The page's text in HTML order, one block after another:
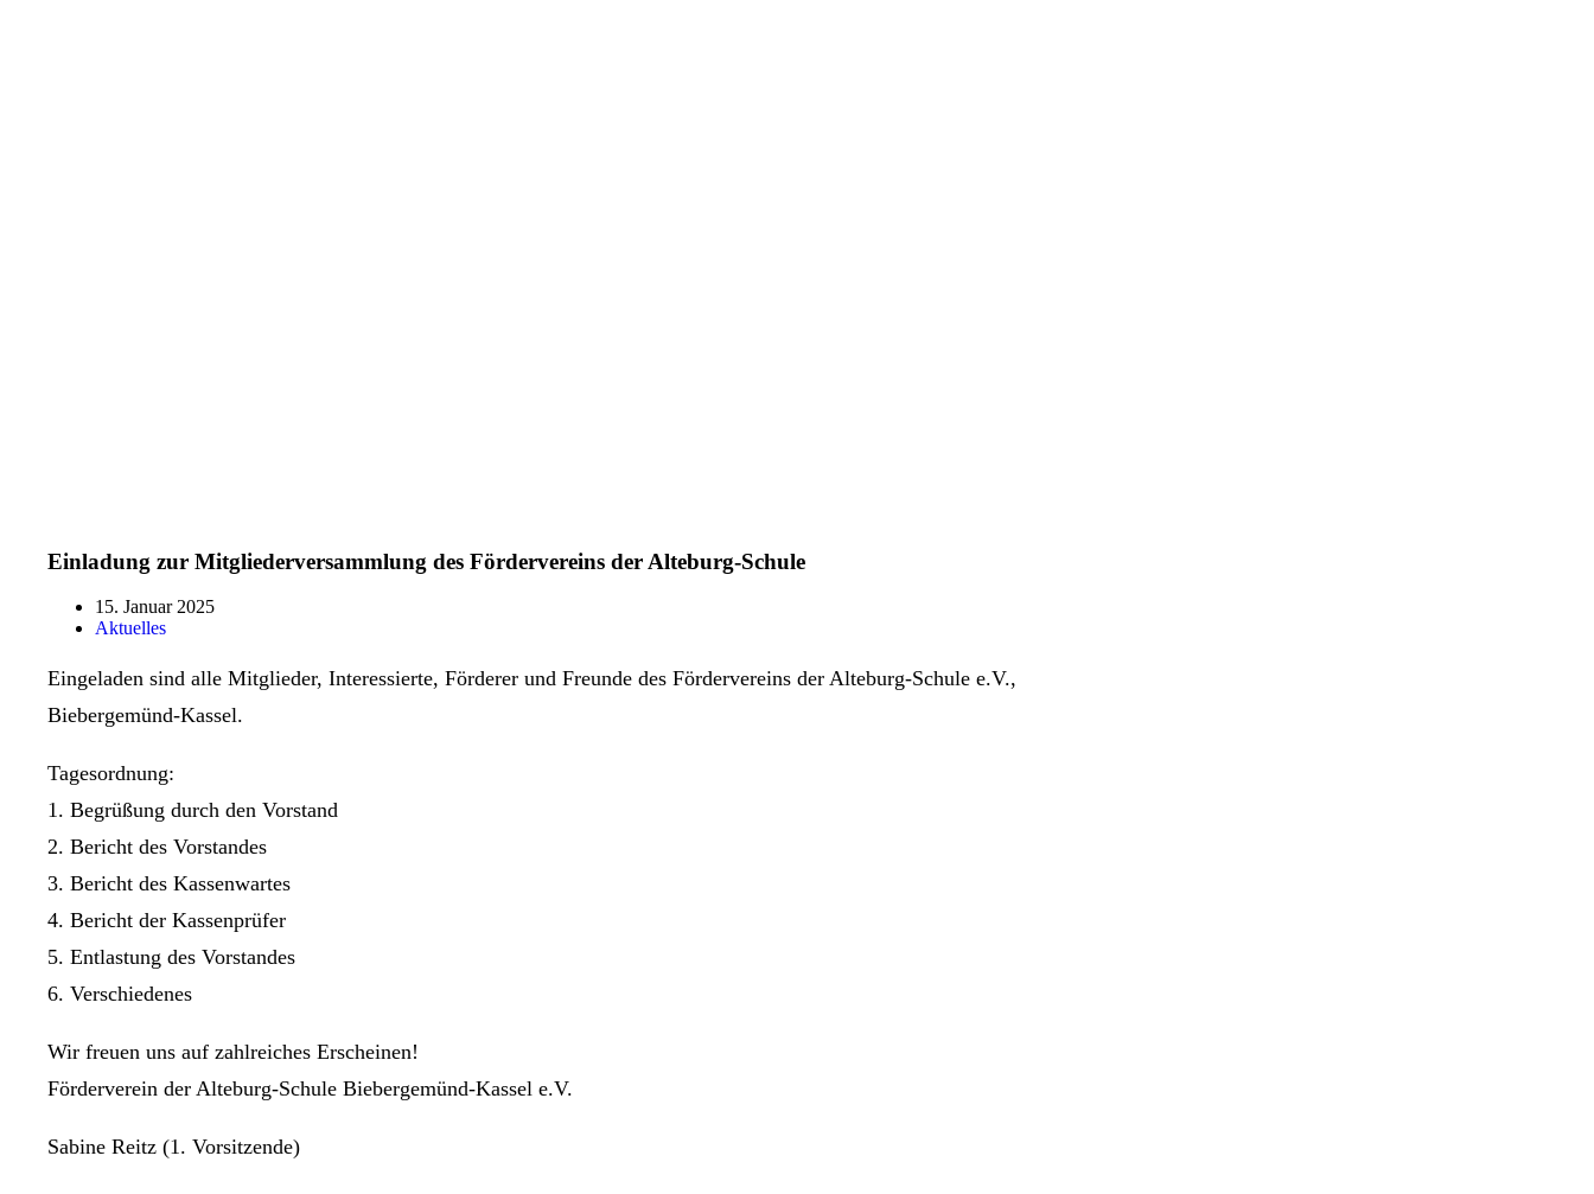
Einladung zur Mitgliederversammlung des Fördervereins der Alteburg-Schule
15. Januar 2025
Aktuelles
Eingeladen sind alle Mitglieder, Interessierte, Förderer und Freunde des Fördervereins der Alteburg-Schule e.V.,
Biebergemünd-Kassel.
Tagesordnung:
1. Begrüßung durch den Vorstand
2. Bericht des Vorstandes
3. Bericht des Kassenwartes
4. Bericht der Kassenprüfer
5. Entlastung des Vorstandes
6. Verschiedenes
Wir freuen uns auf zahlreiches Erscheinen!
Förderverein der Alteburg-Schule Biebergemünd-Kassel e.V.
Sabine Reitz (1. Vorsitzende)